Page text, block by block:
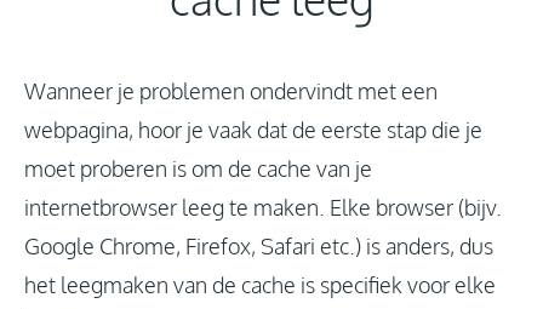
Inloggen
Nieuws
Wanneer je problemen ondervindt met een
webpagina, hoor je vaak dat de eerste stap die je
moet proberen is om de cache van je
internetbrowser leeg te maken. Elke browser (bijv.
Google Chrome, Firefox, Safari etc.) is anders, dus
het leegmaken van de cache is specifiek voor elke